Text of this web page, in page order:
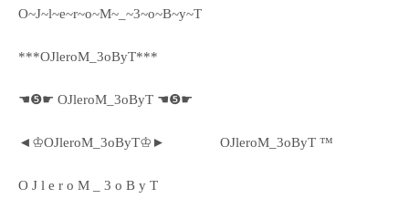
O~J~l~e~r~o~M~_~3~o~B~y~T
***OJleroM_3oByT***
☚❺☛ OJleroM_3oByT ☚❺☛
◄♔OJleroM_3oByT♔► OJleroM_3oByT ™
O J l e r o M _ 3 o B y T